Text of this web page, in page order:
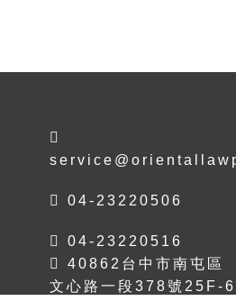
04-23220506
04-23220516
40862台中市南屯區
文心路一段378號25F-6